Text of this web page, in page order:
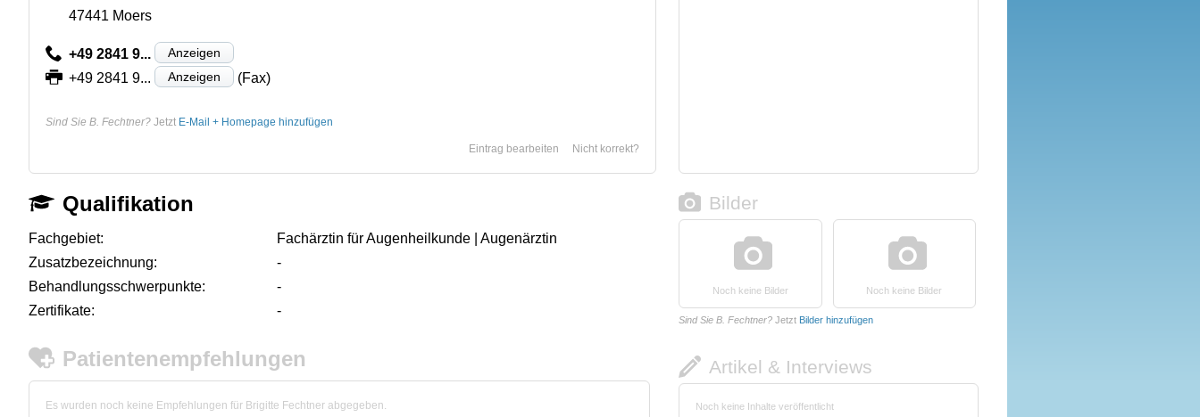
47441 Moers
+49 2841 9... Anzeigen
+49 2841 9... Anzeigen (Fax)
Sind Sie B. Fechtner? Jetzt E-Mail + Homepage hinzufügen
Nicht korrekt?
Eintrag bearbeiten
Qualifikation
Fachgebiet:
Fachärztin für Augenheilkunde | Augenärztin
Zusatzbezeichnung:
-
Behandlungsschwerpunkte:
-
Zertifikate:
-
Patientenempfehlungen
Es wurden noch keine Empfehlungen für Brigitte Fechtner abgegeben.
Bilder
Noch keine Bilder Noch keine Bilder
Sind Sie B. Fechtner? Jetzt Bilder hinzufügen
Artikel & Interviews
Noch keine Inhalte veröffentlicht